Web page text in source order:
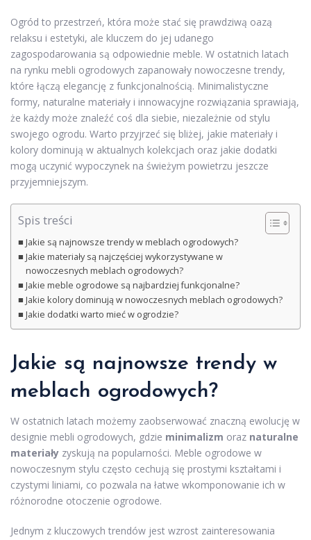
Ogród to przestrzeń, która może stać się prawdziwą oazą
relaksu i estetyki, ale kluczem do jej udanego
zagospodarowania są odpowiednie meble. W ostatnich latach
na rynku mebli ogrodowych zapanowały nowoczesne trendy,
które łączą elegancję z funkcjonalnością. Minimalistyczne
formy, naturalne materiały i innowacyjne rozwiązania sprawiają,
że każdy może znaleźć coś dla siebie, niezależnie od stylu
swojego ogrodu. Warto przyjrzeć się bliżej, jakie materiały i
kolory dominują w aktualnych kolekcjach oraz jakie dodatki
mogą uczynić wypoczynek na świeżym powietrzu jeszcze
przyjemniejszym.
Spis treści
Jakie są najnowsze trendy w meblach ogrodowych?
Jakie materiały są najczęściej wykorzystywane w
nowoczesnych meblach ogrodowych?
Jakie meble ogrodowe są najbardziej funkcjonalne?
Jakie kolory dominują w nowoczesnych meblach ogrodowych?
Jakie dodatki warto mieć w ogrodzie?
Jakie są najnowsze trendy w
meblach ogrodowych?
W ostatnich latach możemy zaobserwować znaczną ewolucję w
designie mebli ogrodowych, gdzie minimalizm oraz naturalne
materiały zyskują na popularności. Meble ogrodowe w
nowoczesnym stylu często cechują się prostymi kształtami i
czystymi liniami, co pozwala na łatwe wkomponowanie ich w
różnorodne otoczenie ogrodowe.
Jednym z kluczowych trendów jest wzrost zainteresowania